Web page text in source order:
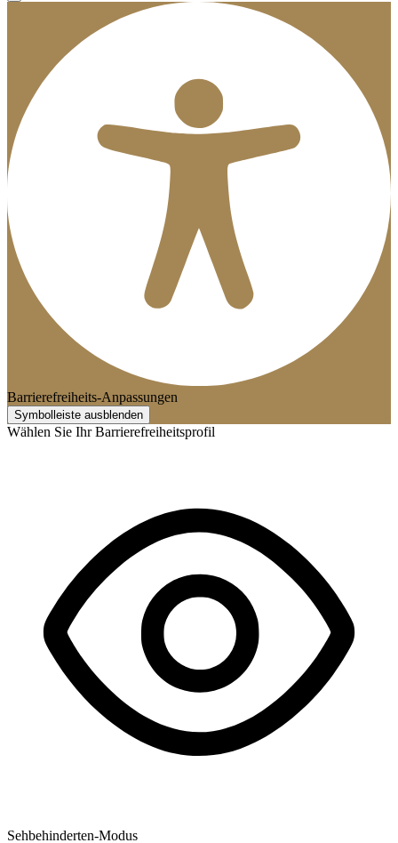
Barrierefreiheits-Anpassungen
Symbolleiste ausblenden
Wählen Sie Ihr Barrierefreiheitsprofil
Sehbehinderten-Modus